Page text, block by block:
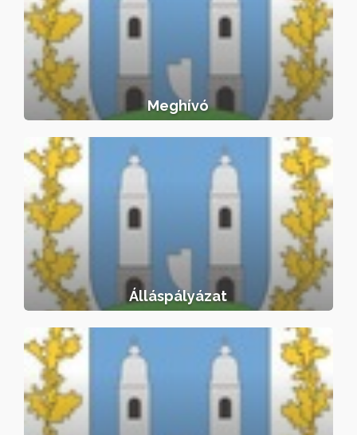
Meghívó
Álláspályázat
Álláspályázat
Sajtóközlemény